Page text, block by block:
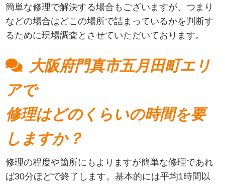
簡単な修理で解決する場合もございますが、つまり
などの場合はどこの場所で詰まっているかを判断す
るために現場調査とさせていただいております。
大阪府門真市五月田町エリ
アで
修理はどのくらいの時間を要
しますか？
修理の程度や箇所にもよりますが簡単な修理であれ
ば30分ほどで終了します。基本的には平均1時間以